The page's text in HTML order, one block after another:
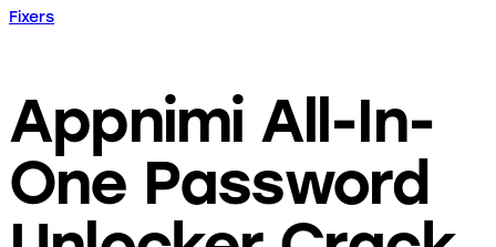
Fixers
Appnimi All-In-
One Password